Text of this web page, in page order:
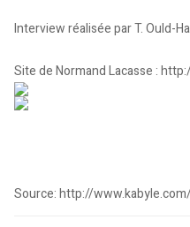
Interview réalisée par T. Ould-
Site de Normand Lacasse :
Source: http://